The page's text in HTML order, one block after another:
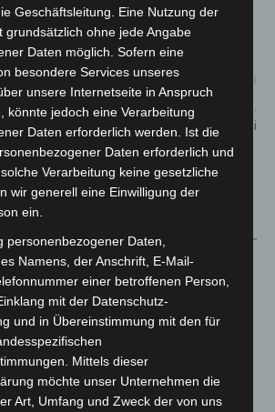
am
ADAC Stauprognose für 23.
bis 25. Juni
Luna 2026: 25.000 Fans feiern in
trifft Weingenuss: Barbara-
Mehring zeigt ihre Werke im
Wein-Depot Isernhagen
Geschäftsleitung. Eine Nutzung der
grundsätzlich ohne jede Angabe
Daten möglich. Sofern eine
besondere Services unseres
unsere Internetseite in Anspruch
könnte jedoch eine Verarbeitung
Daten erforderlich werden. Ist die
Daten erforderlich und
Verarbeitung keine gesetzliche
wir generell eine Einwilligung der
ein.
personenbezogener Daten,
Namens, der Anschrift, E-Mail-
einer betroffenen Person,
mit der Datenschutz-
und in Übereinstimmung mit den für
Mittels dieser
möchte unser Unternehmen die
Art, Umfang und Zweck der von uns